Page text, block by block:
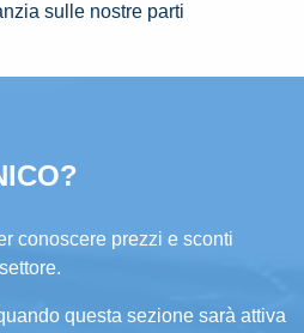
sulle nostre parti
conoscere prezzi e sconti
questa sezione sarà attiva